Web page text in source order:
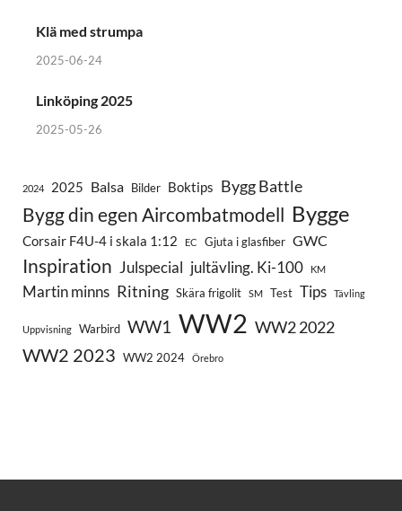
Klä med strumpa
2025-06-24
Linköping 2025
2025-05-26
2024 2025 Balsa Bilder Boktips Bygg Battle
Bygg din egen Aircombatmodell Bygge
Corsair F4U-4 i skala 1:12 EC Gjuta i glasfiber GWC
Inspiration Julspecial jultävling. Ki-100 KM
Martin minns Ritning Skära frigolit SM Test Tips Tävling
Uppvisning Warbird WW1 WW2 WW2 2022
WW2 2023 WW2 2024 Örebro